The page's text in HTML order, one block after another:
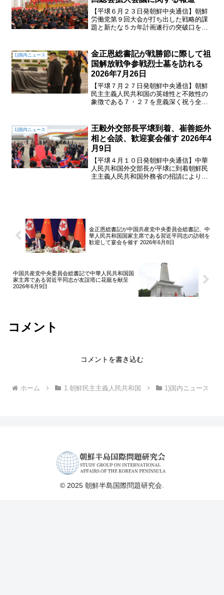
【平壌６月２３日発朝鮮中央通信】朝鮮
労働党第９回大会が打ち出した戦略的課
題と新たな５カ年計画遂行の突破口を切
の活動の中心と闘争方向を確定し、社会
主義建設全般を安定的かつ...
1)国内ニュース
金正恩総書記が戦勝節に際して祖
国解放戦争参戦烈士墓を訪れる
2026年7月26日
【平壌７月２７日発朝鮮中央通信】朝鮮
民主主義人民共和国の英雄性と不敗性の
象徴である７・２７を意義深く祝う全国
国家の栄誉ある最初の守護者、貴い勝利
の伝統の創造者たちに崇高...
1)国内ニュース
王毅外交部長平壌到着、崔善姫外
相と会談、歓迎宴会催す 2026年4
月9日
【平壌４月１０日発朝鮮中央通信】中華
人民共和国外交部長が平壌に到着朝鮮民
主主義人民共和国外務省の招請により朝
金正恩総書記が中国共産党中央委員会総書記、中
華人民共和国国家主席である習近平同志の訪朝を
歓迎して宴会を催す 2026年6月8日
中国共産党中央委員会総書記で中華人民共和国国
家主席である習近平同志が友誼塔に花籠を献呈
2026年6月9日
コメント
コメントを書き込む
ホーム 1.朝鮮民主主義人民共和国 1)国内ニュース
© 2025 朝鮮半島国際問題研究会.